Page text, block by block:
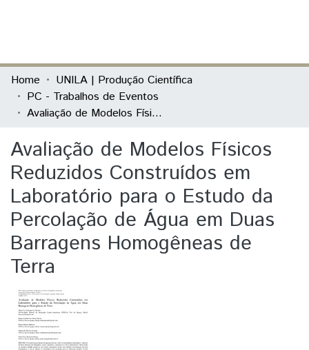
Communities & Collections
All of DSpace
Home
UNILA | Produção Científica
PC - Trabalhos de Eventos
Avaliação de Modelos Físicos Reduzidos Construídos em Laboratório para o Estudo da Percolação de Água em Duas Barragens Homogêneas de Terra
Avaliação de Modelos Físicos
Reduzidos Construídos em
Laboratório para o Estudo da
Percolação de Água em Duas
Barragens Homogêneas de
Terra